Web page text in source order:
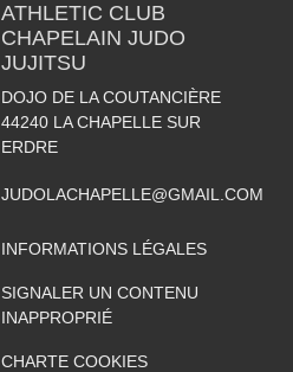
ATHLETIC CLUB
CHAPELAIN JUDO
JUJITSU
DOJO DE LA COUTANCIÈRE
44240 LA CHAPELLE SUR
ERDRE
JUDOLACHAPELLE@GMAIL.COM
INFORMATIONS LÉGALES
SIGNALER UN CONTENU
INAPPROPRIÉ
CHARTE COOKIES